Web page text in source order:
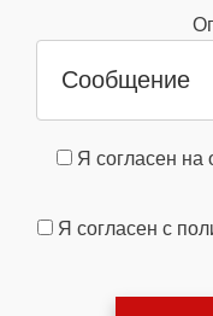
Я согласен на
Я согласен с